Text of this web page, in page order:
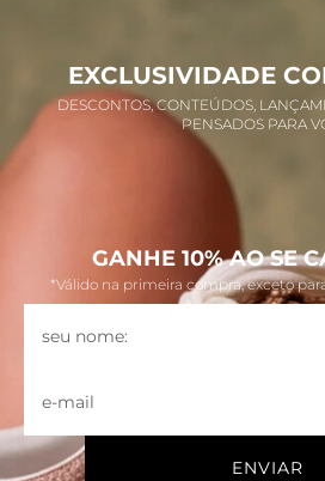
EXCLUSIVIDADE
DESCONTOS, CONTEÚDOS,
PENSADOS PARA
GANHE 10% AO SE
*Válido na primeira compra, exceto